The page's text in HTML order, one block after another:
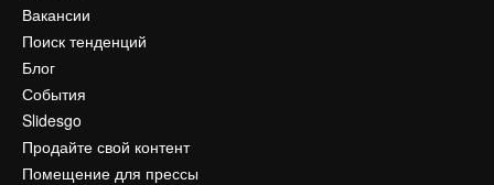
Вакансии
Поиск тенденций
Блог
События
Slidesgo
Продайте свой контент
Помещение для прессы